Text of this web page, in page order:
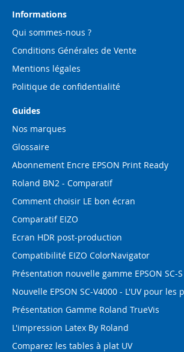
d’information
Informations
Qui sommes-nous ?
Conditions Générales de Vente
Mentions légales
Politique de confidentialité
Guides
Nos marques
Glossaire
Abonnement Encre EPSON Print Ready
Roland BN2 - Comparatif
Comment choisir LE bon écran
Comparatif EIZO
Ecran HDR post-production
Compatibilité EIZO ColorNavigator
Présentation nouvelle gamme EPSON SC-S
Nouvelle EPSON SC-V4000 - L'UV pour les
Présentation Gamme Roland TrueVis
L'impression Latex By Roland
Comparez les tables à plat UV